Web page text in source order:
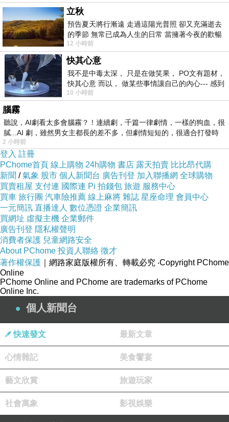
DVD
內容大綱：
哈利（亨利
詹姆斯 飾）
和貝絲（潔
洛汀海克沃
飾）是一對
人人稱羨的
愛侶，兩人
愉快地來到
大堡礁沿海
一座被礁岩
環繞、人跡
罕至的荒
立秋
預告夏天將行漸遠 走過這陽光普照 卻又充滿逝去
的季節 無常已成為人生的日常 當擁著今夜的歡暢
舒心 轉眼驟成昨日 而明晨 太陽
12 小時前
快其心意
我不是中毒太深， 只是在做笑果， PO文有題材，
快其心意 而以， 做某些事情讓自己的內心--- 感到
愉快。
10 小時前
腦霧
聽說，AI劇看太多會腦霧？！連續劇，千篇一律劇情，一樣的狗血，很
膩...AI 劇，雖然男女主都長的差不多，但劇情短短的，很適合打發時
2 小時前
登入 註冊
PChome首頁 線上購物 24h購物 書店 露天拍賣 比比昂代購
新聞 /氣象 股市 個人新聞台 廣告刊登 加入聯播網 全球購物
買賣租屋 支付連 國際連 Pi 拍錢包 旅遊 服務中心
買車 旅行團 汽車險推薦 線上麻將 雜誌 星座命理 會員中心
一元簡訊 直播達人 數位憑證 企業簡訊
買網址 虛擬主機 企業郵件
廣告刊登 隱私權聲明
消費者保護 兒童網路安全
About PChome 投資人聯絡 徵才
著作權保護 ｜網路家庭版權所有、轉載必究 ‧Copyright PChome
Online
PChome Online and PChome are trademarks of PChome
Online Inc.
個人新聞台
快速發文 最新文章
心情雜記 美食饗宴
藝文欣賞 旅遊玩家
社會萬象 影視娛樂